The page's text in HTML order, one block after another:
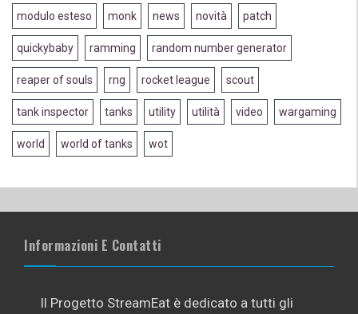
modulo esteso monk news novità patch
quickybaby ramming random number generator
reaper of souls rng rocket league scout
tank inspector tanks utility utilità video wargaming
world world of tanks wot
Informazioni E Contatti
Il Progetto StreamEat è dedicato a tutti gli